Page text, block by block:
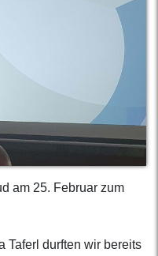
am 25. Februar zum
Taferl durften wir bereits